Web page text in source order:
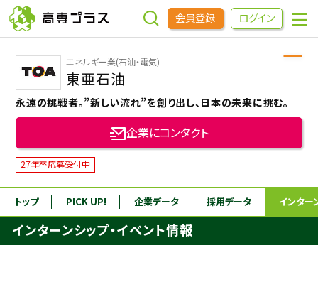
会員登録 ログイン
企業をさがす
進学先をさがす
インターンシップ・イベントをさがす
高専OBOGをさがす
エネルギー業(石油・電気)
東亜石油
永遠の挑戦者。”新しい流れ”を創り出し、日本の未来に挑む。
企業にコンタクト
27年卒応募受付中
トップ PICK UP! 企業データ 採用データ インター
インターンシップ・イベント情報